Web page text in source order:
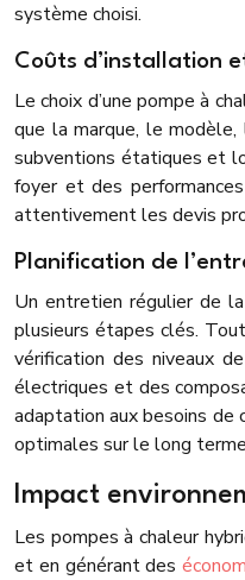
système choisi.
Coûts d’installation
Le choix d’une pompe à
que la marque, le
subventions étatiques et
foyer et des
attentivement les devis
Planification de
Un entretien régulier de
plusieurs étapes clés.
vérification des niveaux
électriques et des
adaptation aux besoins de
optimales sur le long
Impact
Les pompes à chaleur
et en générant des